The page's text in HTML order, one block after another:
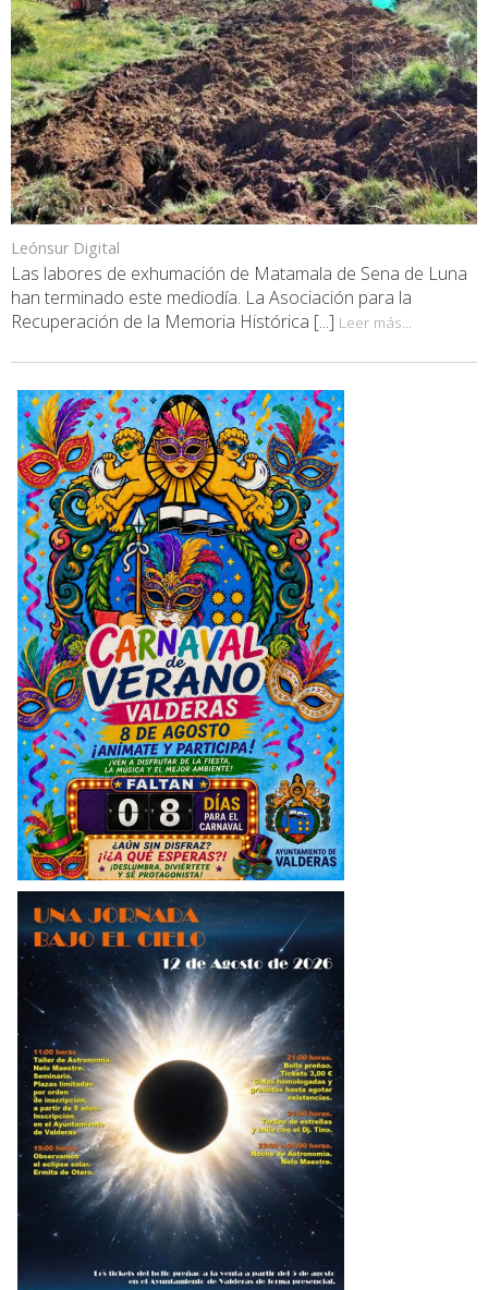
Leónsur Digital
Las labores de exhumación de Matamala de Sena de Luna
han terminado este mediodía. La Asociación para la
Recuperación de la Memoria Histórica [...] Leer más...